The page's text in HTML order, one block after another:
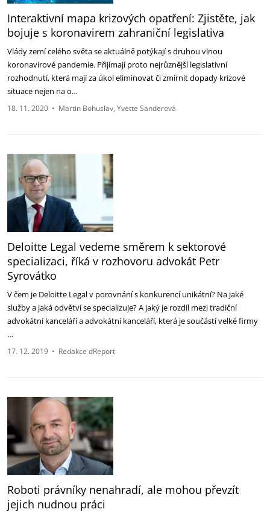
Interaktivní mapa krizových opatření: Zjistěte, jak
bojuje s koronavirem zahraniční legislativa
Vlády zemí celého světa se aktuálně potýkají s druhou vlnou
koronavirové pandemie. Přijímají proto nejrůznější legislativní
rozhodnutí, která mají za úkol eliminovat či zmírnit dopady krizové
situace nejen na o…
18. 11. 2020 • Martin Bohuslav Yvette Sanderová
Deloitte Legal vedeme směrem k sektorové
specializaci, říká v rozhovoru advokát Petr
Syrovátko
V čem je Deloitte Legal v porovnání s konkurencí unikátní? Na jaké
služby a jaká odvětví se specializuje? A jaký je rozdíl mezi tradiční
advokátní kanceláří a advokátní kanceláří, která je součástí velké firmy
…
17. 12. 2019 • Redakce dReport
Roboti právníky nenahradí, ale mohou převzít
jejich nudnou práci